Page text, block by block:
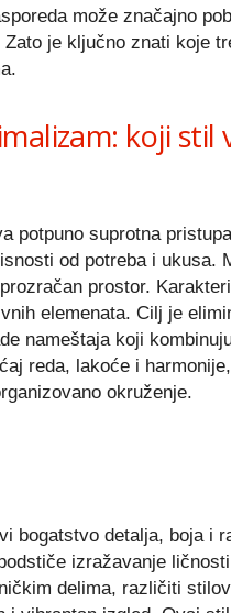
može značajno
je ključno znati koje
koji stil
potpuno suprotna
od potreba i ukusa.
prostor.
elemenata. Cilj je
nameštaja koji
reda, lakoće i
okruženje.
bogatstvo detalja, boja i
izražavanje
delima, različiti